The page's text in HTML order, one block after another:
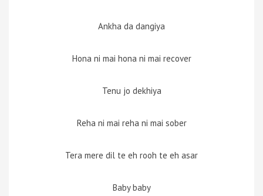
Ankha da dangiya
Hona ni mai hona ni mai recover
Tenu jo dekhiya
Reha ni mai reha ni mai sober
Tera mere dil te eh rooh te eh asar
Baby baby